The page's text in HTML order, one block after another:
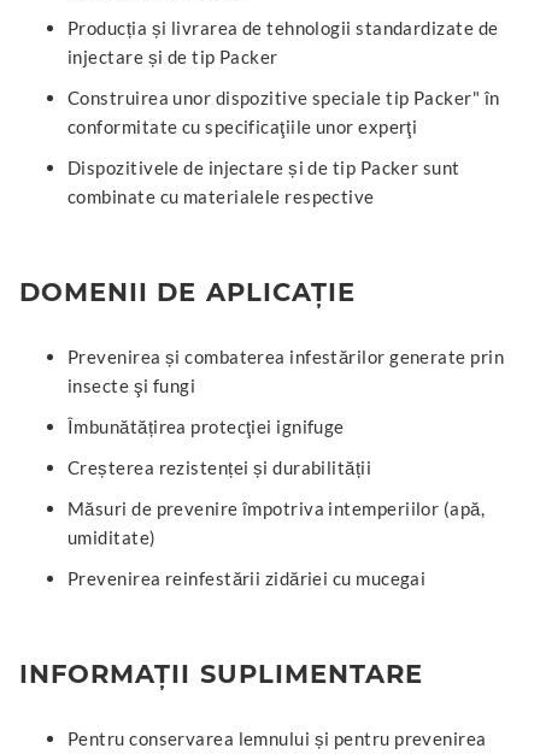
Producția și livrarea de tehnologii standardizate de
injectare și de tip Packer
Construirea unor dispozitive speciale tip Packer" în
conformitate cu specificaţiile unor experţi
Dispozitivele de injectare și de tip Packer sunt
combinate cu materialele respective
DOMENII DE APLICAŢIE
Prevenirea și combaterea infestărilor generate prin
insecte şi fungi
Îmbunătățirea protecţiei ignifuge
Creșterea rezistenței și durabilității
Măsuri de prevenire împotriva intemperiilor (apă,
umiditate)
Prevenirea reinfestării zidăriei cu mucegai
INFORMAŢII SUPLIMENTARE
Pentru conservarea lemnului și pentru prevenirea